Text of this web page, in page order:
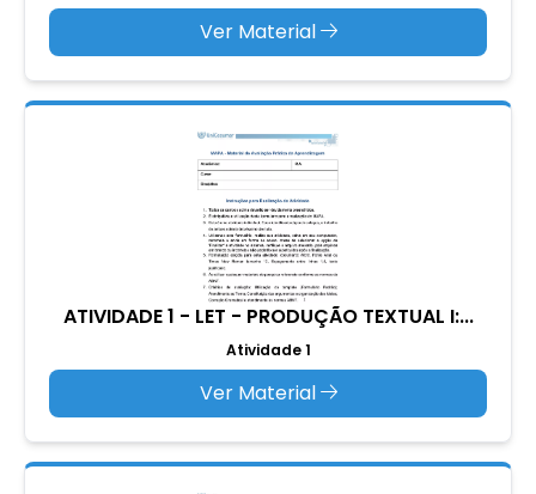
Ver Material
ATIVIDADE 1 - LET - PRODUÇÃO TEXTUAL I:...
Atividade 1
Ver Material